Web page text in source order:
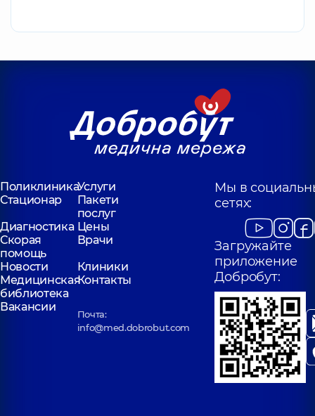
ПоликлиникаУслуги
Стационар
Пакети
послуг
Диагностика Цены
Скорая
помощь
Врачи
Новости
Клиники
Медицинская
библиотека
Контакты
Вакансии
Почта:
info@med.dobrobut.com
Мы в
сетях:
Загружайте
приложение
Добробут: